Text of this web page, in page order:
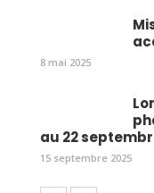
8 mai 2025
au 22
15 septembre 2025